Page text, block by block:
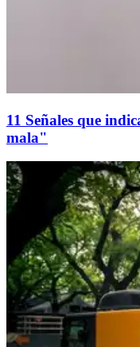
11 Señales que
mala"